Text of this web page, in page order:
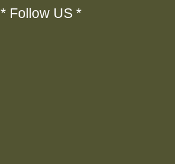
* Follow US *